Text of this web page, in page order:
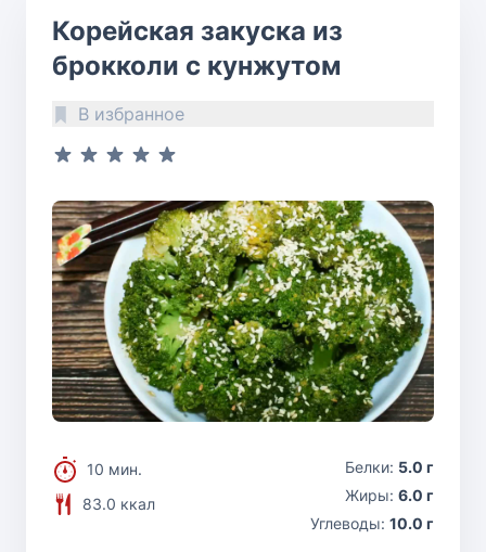
Корейская закуска из
брокколи с кунжутом
В избранное
10 мин.
83.0 ккал
Белки: 5.0 г
Жиры: 6.0 г
Углеводы: 10.0 г